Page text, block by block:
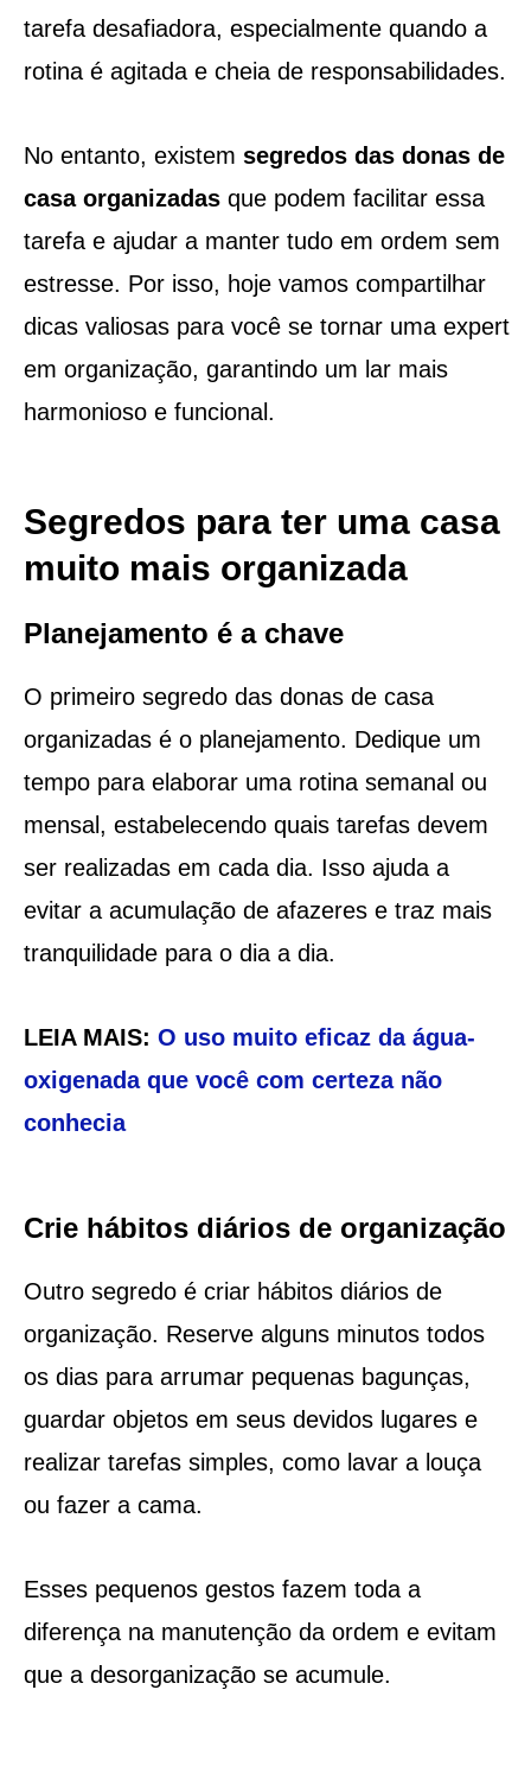
tarefa desafiadora, especialmente quando a
rotina é agitada e cheia de responsabilidades.
No entanto, existem segredos das donas de
casa organizadas que podem facilitar essa
tarefa e ajudar a manter tudo em ordem sem
estresse. Por isso, hoje vamos compartilhar
dicas valiosas para você se tornar uma expert
em organização, garantindo um lar mais
harmonioso e funcional.
Segredos para ter uma casa
muito mais organizada
Planejamento é a chave
O primeiro segredo das donas de casa
organizadas é o planejamento. Dedique um
tempo para elaborar uma rotina semanal ou
mensal, estabelecendo quais tarefas devem
ser realizadas em cada dia. Isso ajuda a
evitar a acumulação de afazeres e traz mais
tranquilidade para o dia a dia.
LEIA MAIS: O uso muito eficaz da água-
oxigenada que você com certeza não
conhecia
Crie hábitos diários de organização
Outro segredo é criar hábitos diários de
organização. Reserve alguns minutos todos
os dias para arrumar pequenas bagunças,
guardar objetos em seus devidos lugares e
realizar tarefas simples, como lavar a louça
ou fazer a cama.
Esses pequenos gestos fazem toda a
diferença na manutenção da ordem e evitam
que a desorganização se acumule.